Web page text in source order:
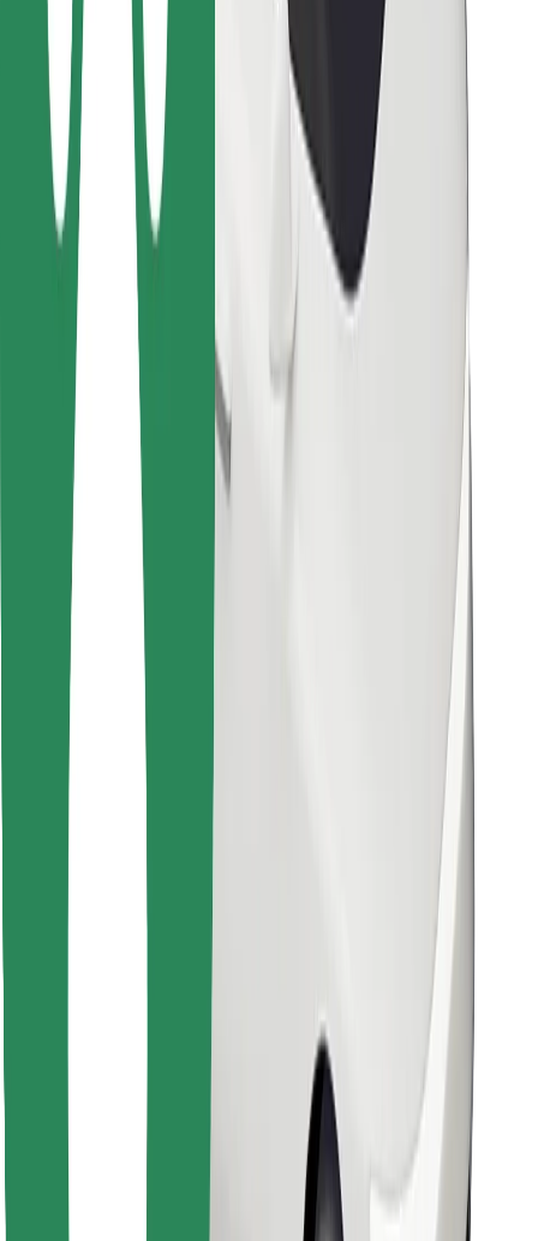
Bolt Food
Para propietarios de flota
Para restaurantes
Bolt para empresas
Otros
Proveedores
Términos y Condiciones
Seguridad
Consigue un viaje en minutos
Descargar la app de Bolt
Encuentra tu comida favorita